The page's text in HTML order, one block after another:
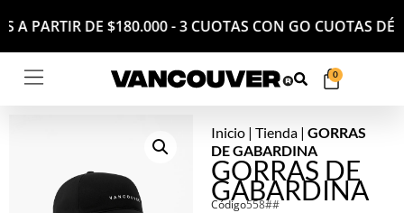
A PARTIR DE $180.000 - 3 CUOTAS CON GO CUOTAS
0
Inicio| Tienda| GORRAS
DE GABARDINA
GORRAS DE
GABARDINA
Código558##